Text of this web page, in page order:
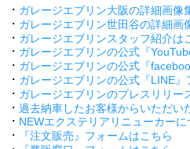
・ ガレージエブリン大阪の詳細画像
・ ガレージエブリン世田谷の詳細画
・ ガレージエブリンスタッフ紹介は
・ ガレージエブリンの公式『
・ ガレージエブリンの公式『
・ ガレージエブリンの公式『LINE』
・ ガレージエブリンのプレスリリー
・ 過去納車したお客様からいただい
・ NEWエクステリアリニューカー
・
『注文販売』フォームはこちら